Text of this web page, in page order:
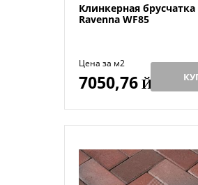
Клинкерная
Ravenna WF85
Цена за м2
7050,76Й